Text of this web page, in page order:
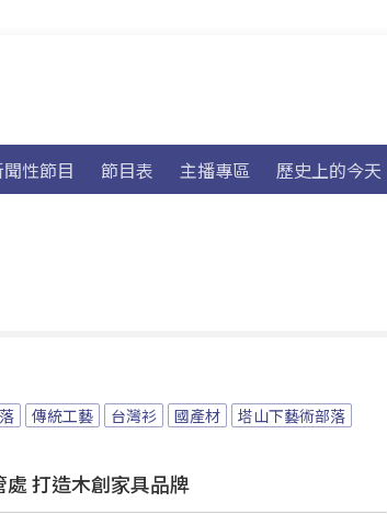
性節目 節目表 主播專區 歷史上的今天
傳統工藝 台灣衫 國產材
塔山下藝術部落
打造木創家具品牌